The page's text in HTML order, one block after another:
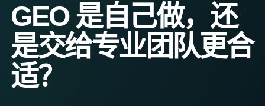
GEO 是自己做，还
是交给专业团队更合
适？